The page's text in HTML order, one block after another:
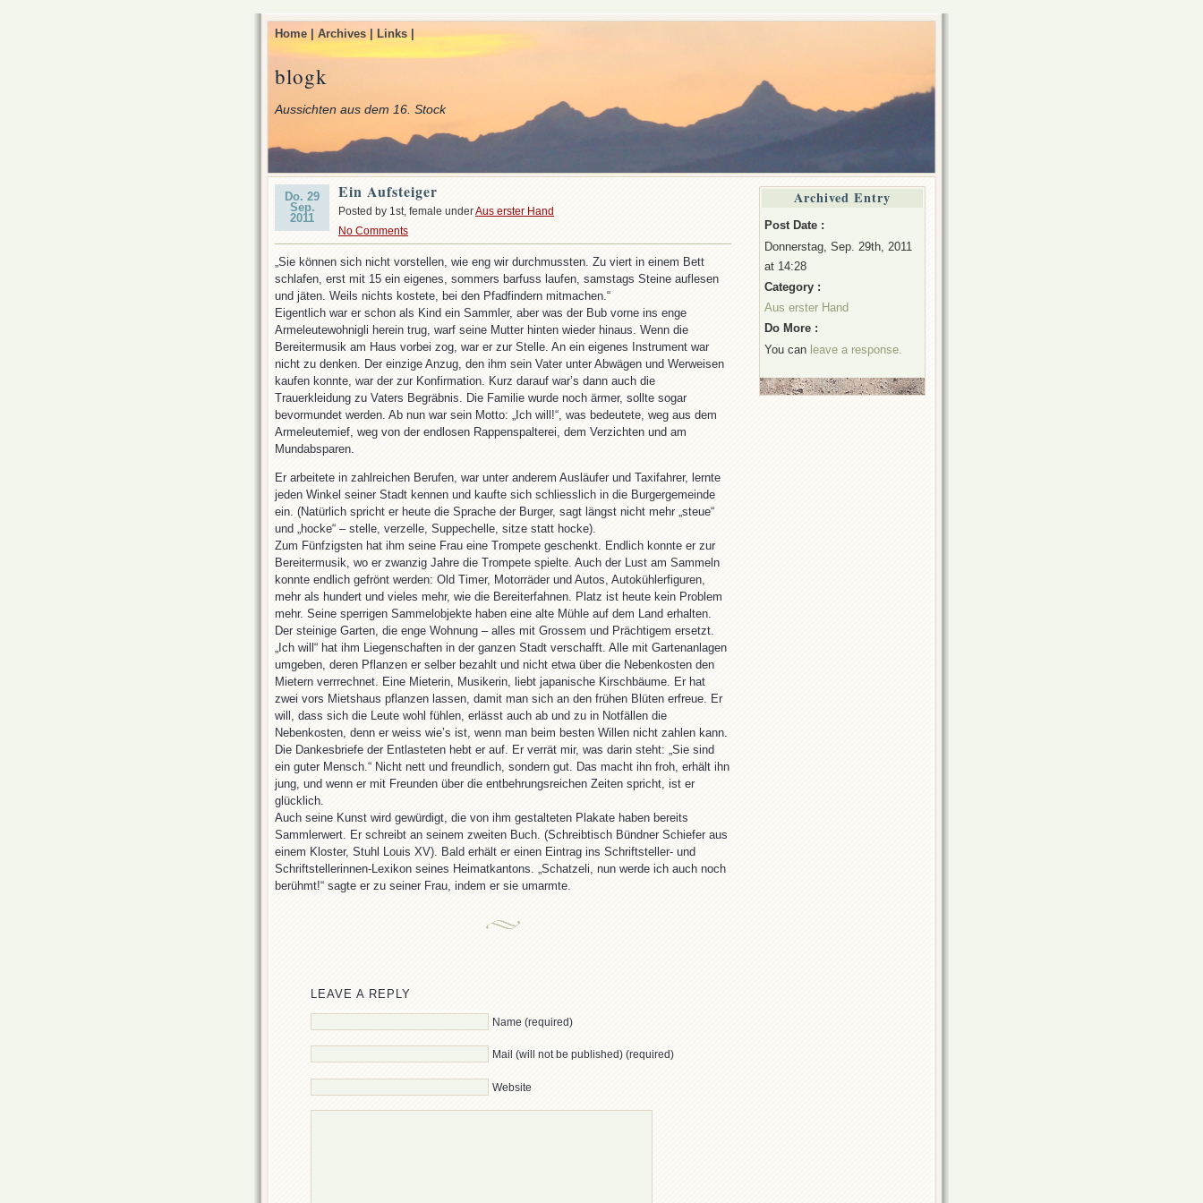
Home | Archives | Links |
blogk
Aussichten aus dem 16. Stock
Do. 29
Sep.
2011
Ein Aufsteiger
Posted by 1st, female underAus erster Hand
No Comments
„Sie können sich nicht vorstellen, wie eng wir durchmussten. Zu viert in einem Bett
schlafen, erst mit 15 ein eigenes, sommers barfuss laufen, samstags Steine auflesen
und jäten. Weils nichts kostete, bei den Pfadfindern mitmachen.“
Eigentlich war er schon als Kind ein Sammler, aber was der Bub vorne ins enge
Armeleutewohnigli herein trug, warf seine Mutter hinten wieder hinaus. Wenn die
Bereitermusik am Haus vorbei zog, war er zur Stelle. An ein eigenes Instrument war
nicht zu denken. Der einzige Anzug, den ihm sein Vater unter Abwägen und Werweisen
kaufen konnte, war der zur Konfirmation. Kurz darauf war’s dann auch die
Trauerkleidung zu Vaters Begräbnis. Die Familie wurde noch ärmer, sollte sogar
bevormundet werden. Ab nun war sein Motto: „Ich will!“, was bedeutete, weg aus dem
Armeleutemief, weg von der endlosen Rappenspalterei, dem Verzichten und am
Mundabsparen.
Er arbeitete in zahlreichen Berufen, war unter anderem Ausläufer und Taxifahrer, lernte
jeden Winkel seiner Stadt kennen und kaufte sich schliesslich in die Burgergemeinde
ein. (Natürlich spricht er heute die Sprache der Burger, sagt längst nicht mehr „steue“
und „hocke“ – stelle, verzelle, Suppechelle, sitze statt hocke).
Zum Fünfzigsten hat ihm seine Frau eine Trompete geschenkt. Endlich konnte er zur
Bereitermusik, wo er zwanzig Jahre die Trompete spielte. Auch der Lust am Sammeln
konnte endlich gefrönt werden: Old Timer, Motorräder und Autos, Autokühlerfiguren,
mehr als hundert und vieles mehr, wie die Bereiterfahnen. Platz ist heute kein Problem
mehr. Seine sperrigen Sammelobjekte haben eine alte Mühle auf dem Land erhalten.
Der steinige Garten, die enge Wohnung – alles mit Grossem und Prächtigem ersetzt.
„Ich will“ hat ihm Liegenschaften in der ganzen Stadt verschafft. Alle mit Gartenanlagen
umgeben, deren Pflanzen er selber bezahlt und nicht etwa über die Nebenkosten den
Mietern verrrechnet. Eine Mieterin, Musikerin, liebt japanische Kirschbäume. Er hat
zwei vors Mietshaus pflanzen lassen, damit man sich an den frühen Blüten erfreue. Er
will, dass sich die Leute wohl fühlen, erlässt auch ab und zu in Notfällen die
Nebenkosten, denn er weiss wie’s ist, wenn man beim besten Willen nicht zahlen kann.
Die Dankesbriefe der Entlasteten hebt er auf. Er verrät mir, was darin steht: „Sie sind
ein guter Mensch.“ Nicht nett und freundlich, sondern gut. Das macht ihn froh, erhält ihn
jung, und wenn er mit Freunden über die entbehrungsreichen Zeiten spricht, ist er
glücklich.
Auch seine Kunst wird gewürdigt, die von ihm gestalteten Plakate haben bereits
Sammlerwert. Er schreibt an seinem zweiten Buch. (Schreibtisch Bündner Schiefer aus
einem Kloster, Stuhl Louis XV). Bald erhält er einen Eintrag ins Schriftsteller- und
Schriftstellerinnen-Lexikon seines Heimatkantons. „Schatzeli, nun werde ich auch noch
berühmt!“ sagte er zu seiner Frau, indem er sie umarmte.
LEAVE A REPLY
Name (required)
Mail (will not be published) (required)
Website
Archived Entry
Post Date :
Donnerstag, Sep. 29th, 2011
at 14:28
Category :
Aus erster Hand
Do More :
You can leave a response.